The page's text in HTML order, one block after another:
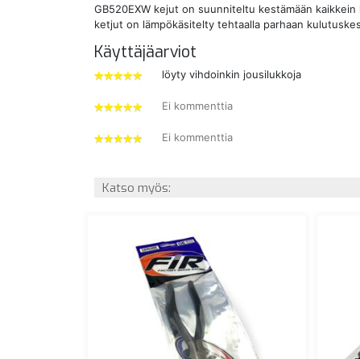
GB520EXW kejut on suunniteltu kestämään
ketjut on lämpökäsitelty tehtaalla parhaan
Käyttäjäarviot
tähdet
löyty vihdoinkin jousilukkoja
tähdet
Ei kommenttia
Ei kommenttia
Katso myös: